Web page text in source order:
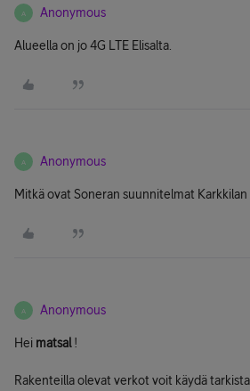
A Anonymous
Alueella on jo 4G LTE Elisalta.
A Anonymous
Mitkä ovat Soneran suunnitelmat Karkkilan
A Anonymous
Hei matsal!
Rakenteilla olevat verkot voit käydä